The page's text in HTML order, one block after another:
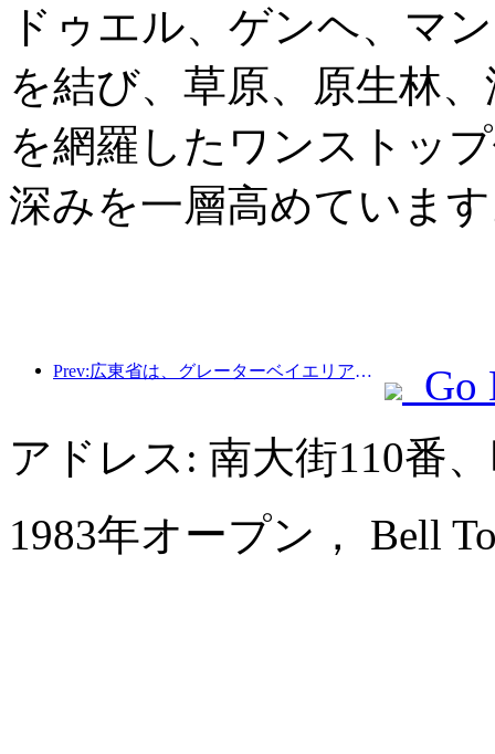
ドゥエル、ゲンヘ、マ
を結び、草原、原生林
を網羅したワンストッ
深みを一層高めていま
Prev:広東省は、グレーターベイエリアを世界クラスの観光地にするためのサービス産業能力拡大計画を発表した。
Go
アドレス: 南大街110番
1983年オープン， Bell